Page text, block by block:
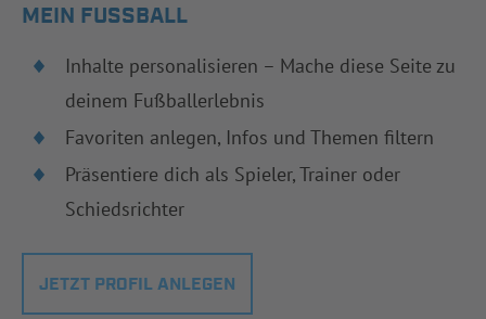
MEIN FUSSBALL
Inhalte personalisieren – Mache diese Seite zu
deinem Fußballerlebnis
Favoriten anlegen, Infos und Themen filtern
Präsentiere dich als Spieler, Trainer oder
Schiedsrichter
JETZT PROFIL ANLEGEN